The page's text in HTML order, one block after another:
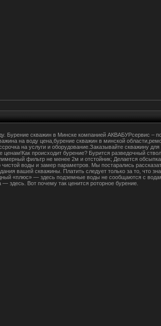
Бурение скважин в Минске компанией АКВАБУРсервис –
на воду цена,бурение скважин в минской
на услуги и оборудование.Заказывайте скважину
происходит бурение? Бурится разведочный
фильтр не менее 2м и отстойник; Делается
воды и замер параметров. Мы постарались
вашей скважины. Платить следует только за то, что
«плюс» — здесь подземные воды не сообщаются с
здесь. Вот почему так ценится роторное бурение.